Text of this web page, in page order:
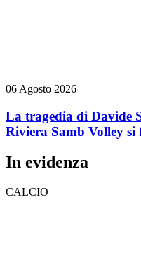
06 Agosto 2026
La tragedia di Davide
Riviera Samb Volley si
In evidenza
CALCIO